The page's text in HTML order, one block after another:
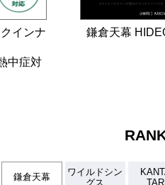
インナ
中症対
鎌倉天幕
鎌倉天幕
ワイルドシン
グス